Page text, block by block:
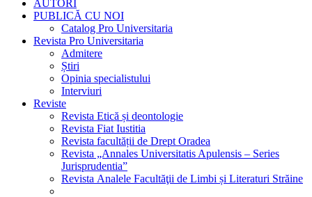
AUTORI
PUBLICĂ CU NOI
Catalog Pro Universitaria
Revista Pro Universitaria
Admitere
Știri
Opinia specialistului
Interviuri
Reviste
Revista Etică și deontologie
Revista Fiat Iustitia
Revista facultății de Drept Oradea
Revista „Annales Universitatis Apulensis – Series
Jurisprudentia”
Revista Analele Facultăţii de Limbi și Literaturi Străine